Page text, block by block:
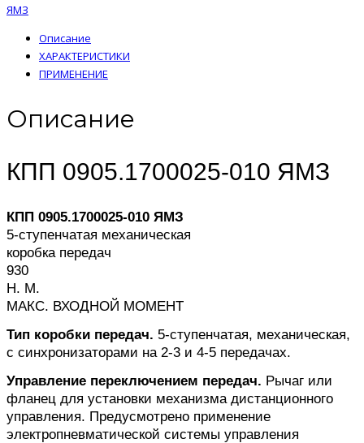
ЯМЗ
Описание
ХАРАКТЕРИСТИКИ
ПРИМЕНЕНИЕ
Описание
КПП 0905.1700025-010 ЯМЗ
КПП 0905.1700025-010 ЯМЗ
5-ступенчатая механическая
коробка передач
930
Н. М.
МАКС. ВХОДНОЙ МОМЕНТ
Тип коробки передач. 5-ступенчатая, механическая,
с синхронизаторами на 2-3 и 4-5 передачах.
Управление переключением передач. Рычаг или
фланец для установки механизма дистанционного
управления. Предусмотрено применение
электропневма­тической систе­мы управления